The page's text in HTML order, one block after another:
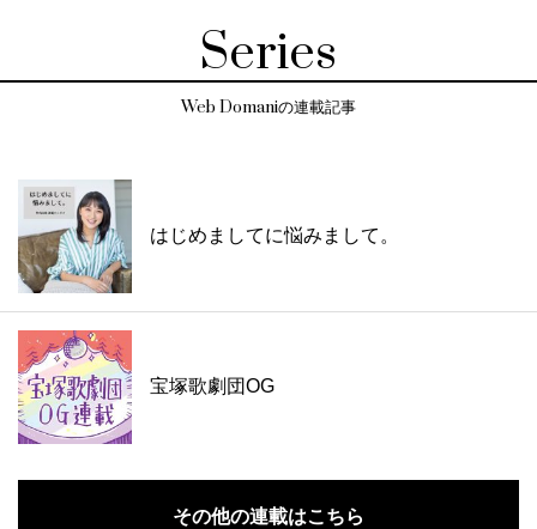
Series
Web Domaniの連載記事
はじめましてに悩みまして。
宝塚歌劇団OG
その他の連載はこちら